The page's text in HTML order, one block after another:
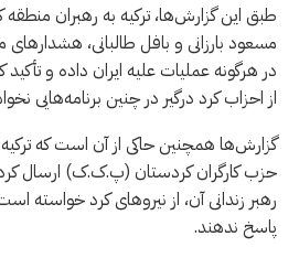
طبق این گزارش‌ها، ترکیه به رهبران
مسعود بارزانی و بافل طالبانی،
در هرگونه عملیات علیه ایران داده و
از احزاب کرد درگیر در چنین برنامه‌هایی
گزارش‌ها همچنین حاکی از آن است که
حزب کارگران کردستان (پ.ک.ک) ارسال
رهبر زندانی آن، از نیروهای کرد خواسته
پاسخ ندهند.